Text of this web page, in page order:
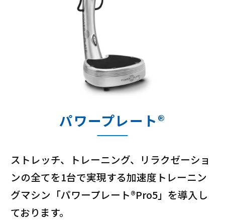
パワープレート®
ストレッチ、トレーニング、リラクゼーショ
ンの全てを1台で実現する加速度トレーニン
グマシン「パワープレート®Pro5」を導入し
ております。